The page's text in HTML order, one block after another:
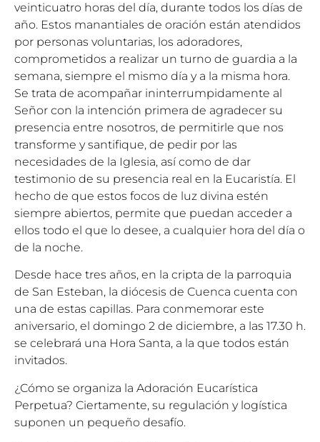
veinticuatro horas del día, durante todos los días de
año. Estos manantiales de oración están atendidos
por personas voluntarias, los adoradores,
comprometidos a realizar un turno de guardia a la
semana, siempre el mismo día y a la misma hora.
Se trata de acompañar ininterrumpidamente al
Señor con la intención primera de agradecer su
presencia entre nosotros, de permitirle que nos
transforme y santifique, de pedir por las
necesidades de la Iglesia, así como de dar
testimonio de su presencia real en la Eucaristía. El
hecho de que estos focos de luz divina estén
siempre abiertos, permite que puedan acceder a
ellos todo el que lo desee, a cualquier hora del día o
de la noche.
Desde hace tres años, en la cripta de la parroquia
de San Esteban, la diócesis de Cuenca cuenta con
una de estas capillas. Para conmemorar este
aniversario, el domingo 2 de diciembre, a las 17.30 h.
se celebrará una Hora Santa, a la que todos están
invitados.
¿Cómo se organiza la Adoración Eucarística
Perpetua? Ciertamente, su regulación y logística
suponen un pequeño desafío.